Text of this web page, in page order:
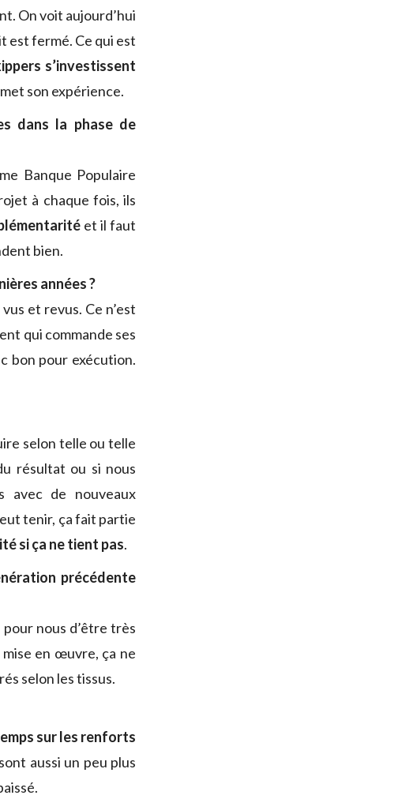
On voit aujourd’hui
est fermé. Ce qui est
s’investissent
son expérience.
dans la phase de
Banque Populaire
à chaque fois, ils
et il faut
bien.
années ?
et revus. Ce n’est
qui commande ses
bon pour exécution.
selon telle ou telle
résultat ou si nous
avec de nouveaux
tenir, ça fait partie
si ça ne tient pas.
précédente
nous d’être très
en œuvre, ça ne
selon les tissus.
sur les renforts
aussi un peu plus